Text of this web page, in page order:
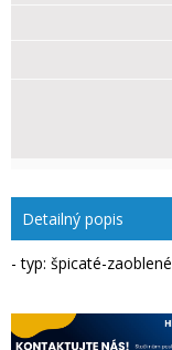
Detailný popis
- typ: špicaté-zaoblené